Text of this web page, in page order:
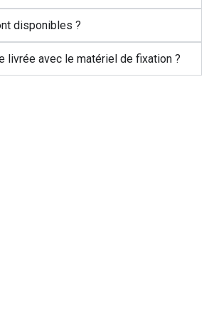
disponibles ?
livrée avec le matériel de fixation ?